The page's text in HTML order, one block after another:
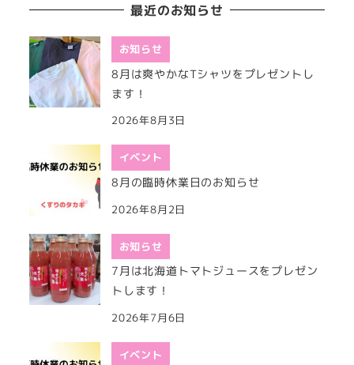
最近のお知らせ
お知らせ
8月は爽やかなTシャツをプレゼントし
ます！
2026年8月3日
イベント
8月の臨時休業日のお知らせ
2026年8月2日
お知らせ
7月は北海道トマトジュースをプレゼン
トします！
2026年7月6日
イベント